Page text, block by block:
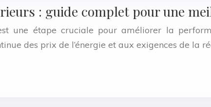
: guide complet pour une
une étape cruciale pour améliorer la
des prix de l’énergie et aux exigences de la